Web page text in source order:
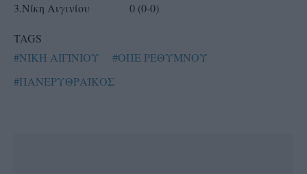
3.Νίκη Αιγινίου 0 (0-0)
TAGS
#ΝΙΚΗ ΑΙΓΙΝΙΟΥ
#ΟΠΕ ΡΕΘΥΜΝΟΥ
#ΠΑΝΕΡΥΘΡΑΪΚΟΣ